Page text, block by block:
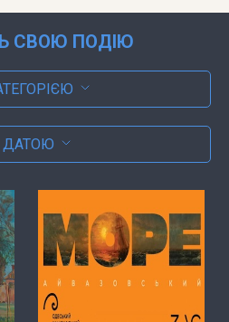
СВОЮ ПОДІЮ
ДАТОЮ